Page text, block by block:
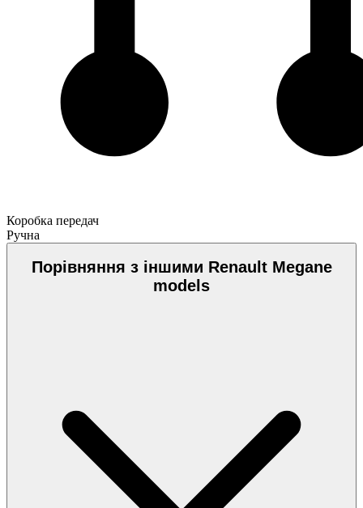
Коробка передач
Ручна
Порівняння з іншими Renault Megane
models